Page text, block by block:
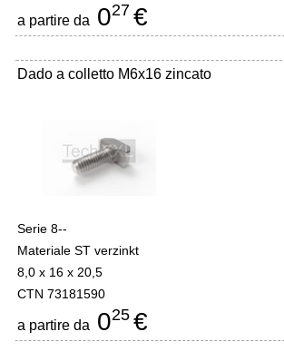
a partire da 027 €
Dado a colletto M6x16 zincato
Serie 8--
Materiale ST verzinkt
8,0 x 16 x 20,5
CTN 73181590
a partire da 025 €